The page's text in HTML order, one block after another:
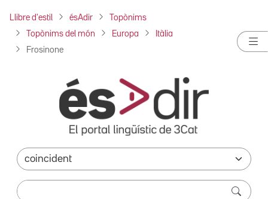
Llibre d'estil ésAdir Topònims
Topònims del món Europa Itàlia
Frosinone